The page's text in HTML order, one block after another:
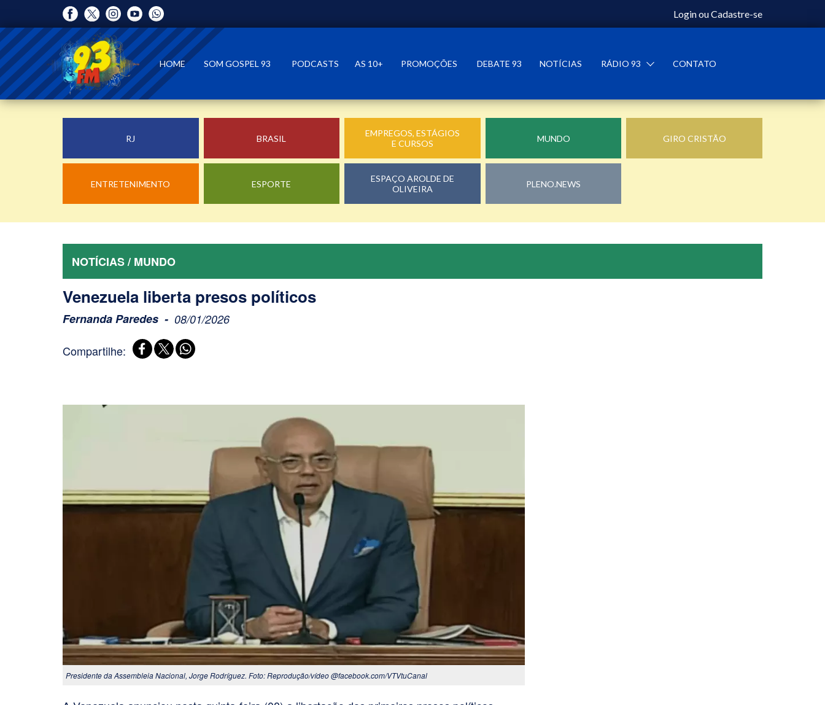
LoginouCadastre-se
HOME SOM GOSPEL 93 PODCASTS AS 10+ PROMOÇÕES DEBATE 93 NOTÍCIAS RÁDIO 93 CONTATO
RJ BRASIL
EMPREGOS, ESTÁGIOS
E CURSOS
MUNDO GIRO CRISTÃO
ENTRETENIMENTO ESPORTE
ESPAÇO AROLDE DE
OLIVEIRA
PLENO.NEWS
NOTÍCIAS / MUNDO
Venezuela liberta presos políticos
Fernanda Paredes 08/01/2026
Compartilhe:
Presidente da Assembleia Nacional, Jorge Rodríguez. Foto: Reprodução/vídeo @facebook.com/VTVtuCanal